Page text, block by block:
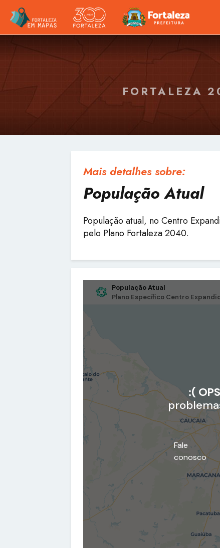
FORTALEZA
Mais detalhes sobre:
População Atual
População atual, no Centro
pelo Plano Fortaleza 2040.